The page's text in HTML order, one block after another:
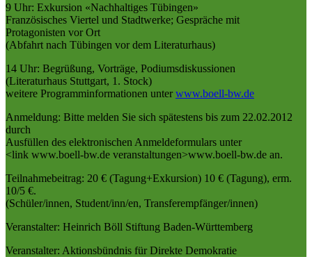
9 Uhr: Exkursion «Nachhaltiges Tübingen»
Französisches Viertel und Stadtwerke; Gespräche mit
Protagonisten vor Ort
(Abfahrt nach Tübingen vor dem Literaturhaus)
14 Uhr: Begrüßung, Vorträge, Podiumsdiskussionen
(Literaturhaus Stuttgart, 1. Stock)
weitere Programminformationen unterwww.boell-bw.de
Anmeldung: Bitte melden Sie sich spätestens bis zum 22.02.2012
durch
Ausfüllen des elektronischen Anmeldeformulars unter
<link www.boell-bw.de veranstaltungen>www.boell-bw.de an.
Teilnahmebeitrag: 20 € (Tagung+Exkursion) 10 € (Tagung), erm.
10/5 €.
(Schüler/innen, Student/inn/en, Transferempfänger/innen)
Veranstalter: Heinrich Böll Stiftung Baden-Württemberg
Veranstalter: Aktionsbündnis für Direkte Demokratie